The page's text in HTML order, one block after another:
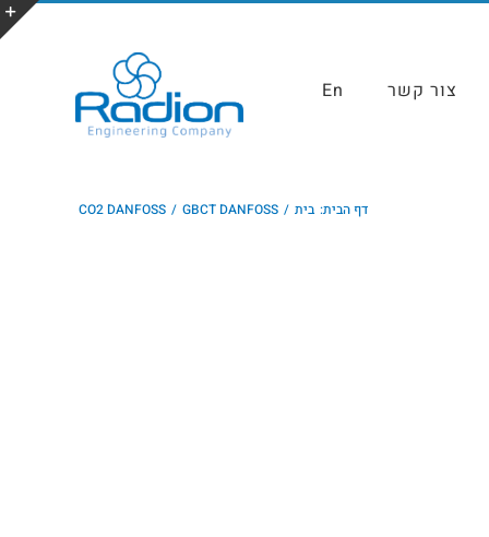
צור קשר En
דף הבית: בית GBCT DANFOSS
CO2 DANFOSS